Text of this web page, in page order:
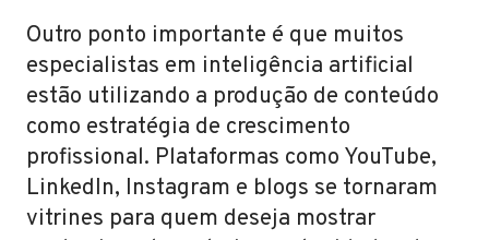
Outro ponto importante é que muitos
especialistas em inteligência artificial
estão utilizando a produção de conteúdo
como estratégia de crescimento
profissional. Plataformas como YouTube,
LinkedIn, Instagram e blogs se tornaram
vitrines para quem deseja mostrar